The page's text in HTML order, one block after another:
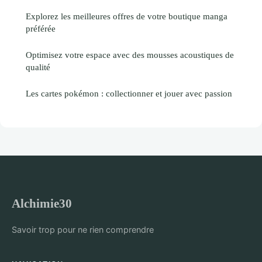
Explorez les meilleures offres de votre boutique manga
préférée
Optimisez votre espace avec des mousses acoustiques de
qualité
Les cartes pokémon : collectionner et jouer avec passion
Alchimie30
Savoir trop pour ne rien comprendre